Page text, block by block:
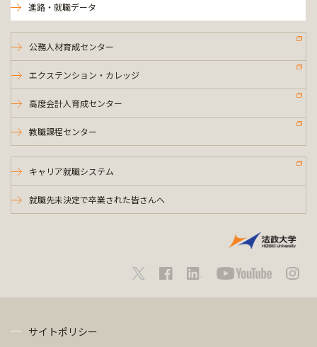
進路・就職データ
公務人材育成センター
エクステンション・カレッジ
高度会計人育成センター
教職課程センター
キャリア就職システム
就職先未決定で卒業された皆さんへ
サイトポリシー